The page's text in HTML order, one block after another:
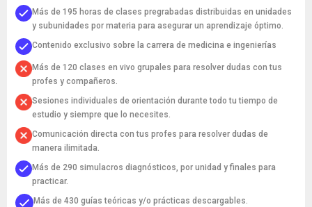
Más de 195 horas de clases pregrabadas distribuidas en unidades
y subunidades por materia para asegurar un aprendizaje óptimo.
Contenido exclusivo sobre la carrera de medicina e ingenierías
Más de 120 clases en vivo grupales para resolver dudas con tus
profes y compañeros.
Sesiones individuales de orientación durante todo tu tiempo de
estudio y siempre que lo necesites.
Comunicación directa con tus profes para resolver dudas de
manera ilimitada.
Más de 290 simulacros diagnósticos, por unidad y finales para
practicar.
Más de 430 guías teóricas y/o prácticas descargables.